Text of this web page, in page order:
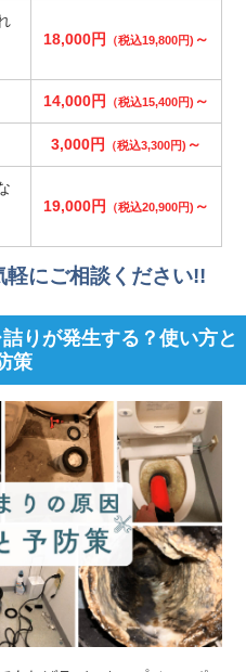
18,000円 （税込19,800円) ～
14,000円 （税込15,400円) ～
3,000円 （税込3,300円) ～
19,000円 （税込20,900円) ～
にご相談ください!!
りが発生する？使い方と
策